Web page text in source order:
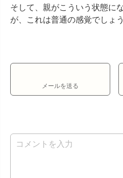
そして、親がこういう状態に
が、これは普通の感覚でしょ
メールを送る